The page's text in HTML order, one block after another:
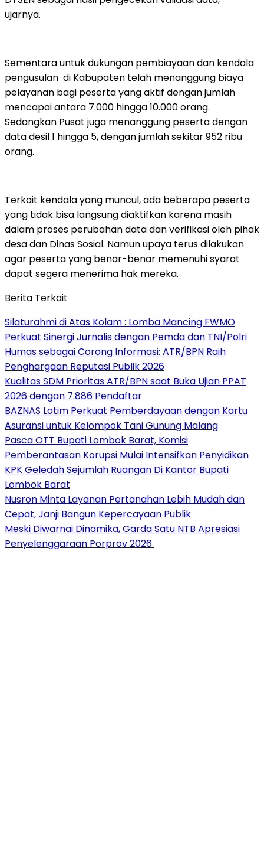
ujarnya.
Sementara untuk dukungan pembiayaan dan kendala
pengusulan di Kabupaten telah menanggung biaya
pelayanan bagi peserta yang aktif dengan jumlah
mencapai antara 7.000 hingga 10.000 orang.
Sedangkan Pusat juga menanggung peserta dengan
data desil 1 hingga 5, dengan jumlah sekitar 952 ribu
orang.
Terkait kendala yang muncul, ada beberapa peserta
yang tidak bisa langsung diaktifkan karena masih
dalam proses perubahan data dan verifikasi oleh pihak
desa dan Dinas Sosial. Namun upaya terus dilakukan
agar peserta yang benar-benar memenuhi syarat
dapat segera menerima hak mereka.
Berita Terkait
Silaturahmi di Atas Kolam : Lomba Mancing FWMO
Perkuat Sinergi Jurnalis dengan Pemda dan TNI/Polri
Humas sebagai Corong Informasi: ATR/BPN Raih
Penghargaan Reputasi Publik 2026
Kualitas SDM Prioritas ATR/BPN saat Buka Ujian PPAT
2026 dengan 7.886 Pendaftar
BAZNAS Lotim Perkuat Pemberdayaan dengan Kartu
Asuransi untuk Kelompok Tani Gunung Malang
Pasca OTT Bupati Lombok Barat, Komisi
Pemberantasan Korupsi Mulai Intensifkan Penyidikan
KPK Geledah Sejumlah Ruangan Di Kantor Bupati
Lombok Barat
Nusron Minta Layanan Pertanahan Lebih Mudah dan
Cepat, Janji Bangun Kepercayaan Publik
Meski Diwarnai Dinamika, Garda Satu NTB Apresiasi
Penyelenggaraan Porprov 2026 ‎